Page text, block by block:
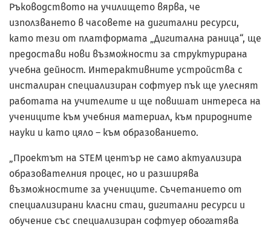
Ръководството на училището вярва, че
използването в часовете на дигитални ресурси,
като тези от платформата „Дигитална раница“, ще
предостави нови възможности за структурирана
учебна дейност. Интерактивните устройства с
инсталиран специализиран софтуер пък ще улеснят
работата на учителите и ще повишат интереса на
учениците към учебния материал, към природните
науки и като цяло – към образованието.
„Проектът на STEM център не само актуализира
образователния процес, но и разширява
възможностите за учениците. Съчетанието от
специализирани класни стаи, дигитални ресурси и
обучение със специализиран софтуер обогатява